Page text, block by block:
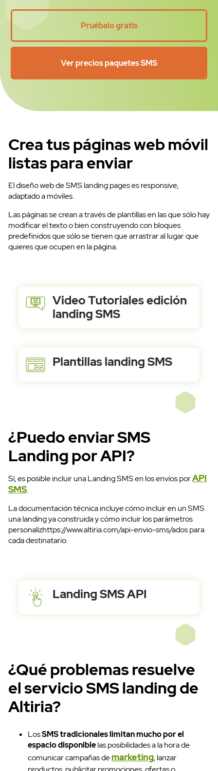
Ayuda
Acceso clientes
Pruébalo gratis
Ver precios paquetes SMS
Crea tus páginas web móvil
listas para enviar
El diseño web de SMS landing pages es responsive,
adaptado a móviles.
Las páginas se crean a través de plantillas en las que sólo hay
modificar el texto o bien construyendo con bloques
predefinidos que sólo se tienen que arrastrar al lugar que
quieres que ocupen en la página.
Video Tutoriales edición
landing SMS
Plantillas landing SMS
¿Puedo enviar SMS
Landing por API?
Sí, es posible incluir una Landing SMS en los envíos porAPI
SMS.
La documentación técnica incluye cómo incluir en un SMS
una landing ya construida y cómo incluir los parámetros
personalizhttps://www.altiria.com/api-envio-sms/ados para
cada destinatario.
Landing SMS API
¿Qué problemas resuelve
el servicio SMS landing de
Altiria?
LosSMS tradicionales limitan mucho por el
espacio disponiblelas posibilidades a la hora de
comunicar campañas demarketing, lanzar